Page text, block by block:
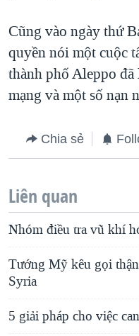
Cũng vào ngày thứ
quyền nói một cuộc
thành phố Aleppo
mạng và một số nạn
Chia sẻ
Liên quan
Nhóm điều tra vũ khí
Tướng Mỹ kêu gọi
Syria
5 giải pháp cho việc